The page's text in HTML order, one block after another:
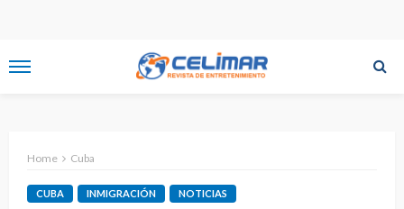
Home Cuba
CUBA INMIGRACIÓN NOTICIAS